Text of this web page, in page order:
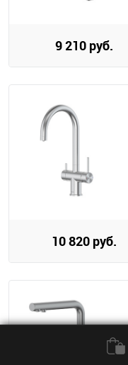
9 210 руб.
10 820 руб.